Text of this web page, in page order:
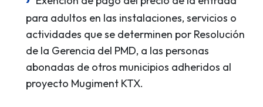
para adultos en las instalaciones, servicios o
actividades que se determinen por Resolución
de la Gerencia del PMD, a las personas
abonadas de otros municipios adheridos al
proyecto Mugiment KTX.